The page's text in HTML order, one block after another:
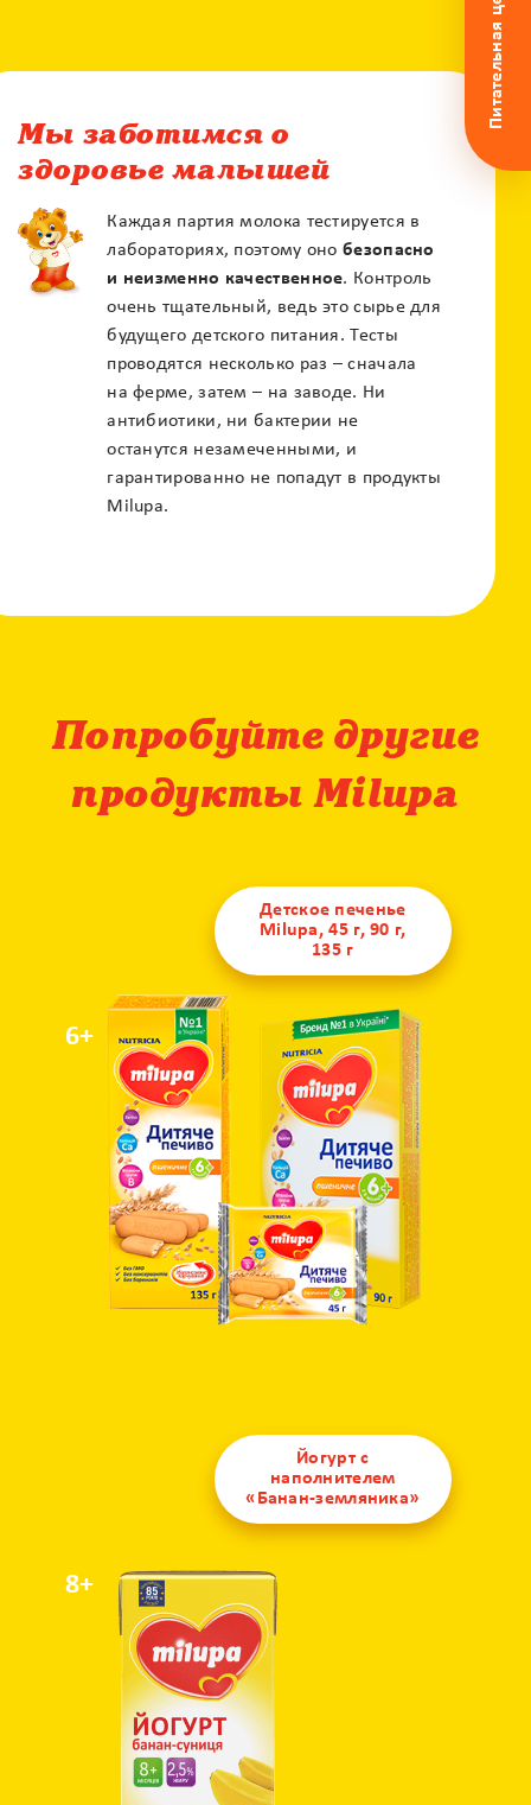
0 800 50 17 85
Бесплатная консультация педиатра
Мы заботимся о
здоровье малышей
Каждая партия молока тестируется в
лабораториях, поэтому онобезопасно
и неизменно качественное. Контроль
очень тщательный, ведь это сырье для
будущего детского питания. Тесты
проводятся несколько раз – сначала
на ферме, затем – на заводе. Ни
антибиотики, ни бактерии не
останутся незамеченными, и
гарантированно не попадут в продукты
Milupa.
Попробуйте другие
продукты Milupa
Детское печенье
Milupa, 45 г, 90 г,
135 г
6+
Йогурт с
наполнителем
«Банан-земляника»
8+